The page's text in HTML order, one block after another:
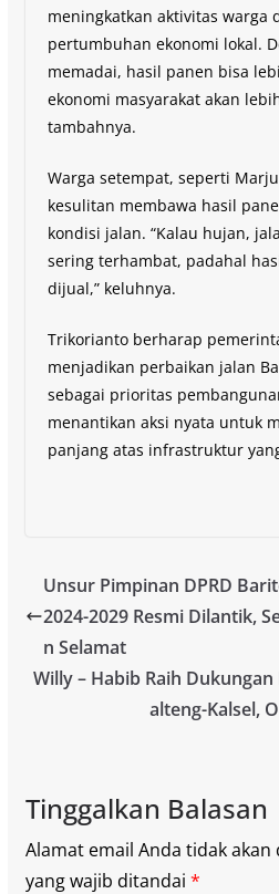
meningkatkan aktivitas warga
pertumbuhan ekonomi lokal.
memadai, hasil panen bisa
ekonomi masyarakat akan
tambahnya.
Warga setempat, seperti
kesulitan membawa hasil
kondisi jalan. “Kalau hujan,
sering terhambat, padahal
dijual,” keluhnya.
Trikorianto berharap
menjadikan perbaikan jalan
sebagai prioritas
menantikan aksi nyata untuk
panjang atas infrastruktur
Unsur Pimpinan DPRD
2024-2029 Resmi Dilantik,
n Selamat
Willy – Habib Raih
alteng-Kalsel,
Tinggalkan Balasan
Alamat email Anda tidak akan
yang wajib ditandai *